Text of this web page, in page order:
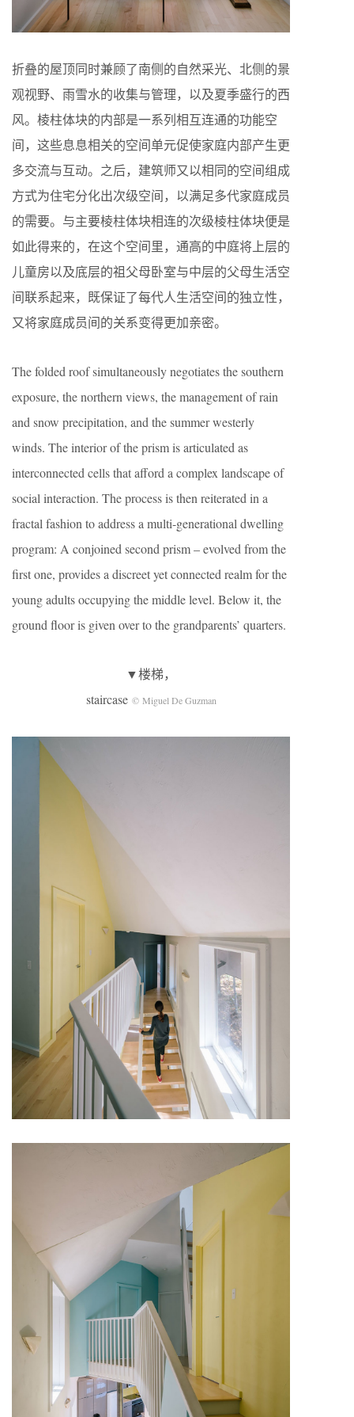
折叠的屋顶同时兼顾了南侧的自然采光、北侧的景
观视野、雨雪水的收集与管理，以及夏季盛行的西
风。棱柱体块的内部是一系列相互连通的功能空
间，这些息息相关的空间单元促使家庭内部产生更
多交流与互动。之后，建筑师又以相同的空间组成
方式为住宅分化出次级空间，以满足多代家庭成员
的需要。与主要棱柱体块相连的次级棱柱体块便是
如此得来的，在这个空间里，通高的中庭将上层的
儿童房以及底层的祖父母卧室与中层的父母生活空
间联系起来，既保证了每代人生活空间的独立性，
又将家庭成员间的关系变得更加亲密。
The folded roof simultaneously negotiates the southern
exposure, the northern views, the management of rain
and snow precipitation, and the summer westerly
winds. The interior of the prism is articulated as
interconnected cells that afford a complex landscape of
social interaction. The process is then reiterated in a
fractal fashion to address a multi-generational dwelling
program: A conjoined second prism – evolved from the
first one, provides a discreet yet connected realm for the
young adults occupying the middle level. Below it, the
ground floor is given over to the grandparents’ quarters.
▼楼梯，
staircase © Miguel De Guzman